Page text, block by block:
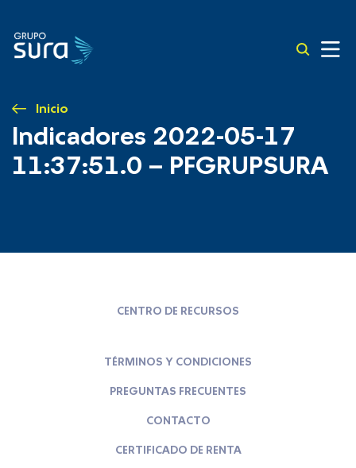
Inicio
Indicadores 2022-05-17
11:37:51.0 – PFGRUPSURA
CENTRO DE RECURSOS
TÉRMINOS Y CONDICIONES
PREGUNTAS FRECUENTES
CONTACTO
CERTIFICADO DE RENTA